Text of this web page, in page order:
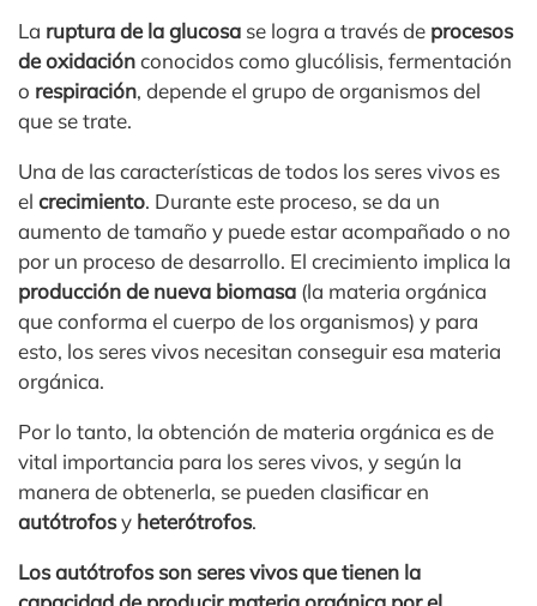
La ruptura de la glucosa se logra a través de procesos
de oxidaciónconocidos como glucólisis, fermentación
o respiración, depende el grupo de organismos del
que se trate.
Una de las características de todos los seres vivos es
el crecimiento. Durante este proceso, se da un
aumento de tamaño y puede estar acompañado o no
por un proceso de desarrollo. El crecimiento implica la
producción de nueva biomasa (la materia orgánica
que conforma el cuerpo de los organismos) y para
esto, los seres vivos necesitan conseguir esa materia
orgánica.
Por lo tanto, la obtención de materia orgánica es de
vital importancia para los seres vivos, y según la
manera de obtenerla, se pueden clasificar en
autótrofosy heterótrofos.
Los autótrofos son seres vivos que tienen la